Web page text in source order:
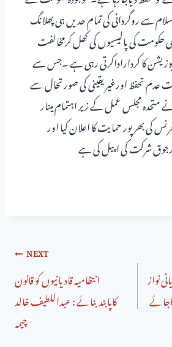
سے روگردانی کی تمام حدیں ہی پھلانگ
حکومت کی پالیسیوں کی کھل کرمخالفت
کا کرداراداکرتی رہی ہے ۔جس سے
عدم تحفظ اورغیریقینی کی صورتحال سے
متحدہ مجلس عمل کے زیر اہتمام مینار
کی بھر پور حمایت کا اعلان کیا اور
شرکت کی اپیل کی ہے
نواز
NEXT
انتظامیہ قادیانیوں کو قانون
کاپابندبنائے : عبداللطیف خالد
چیمہ